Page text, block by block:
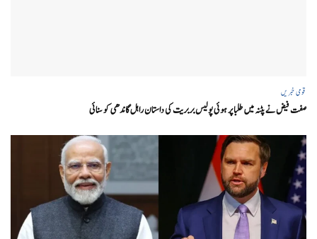
قومی خبریں
صفت فیض نے پٹنہ میں طلبا پر ہوئی پولیس بربریت کی داستان راہل گاندھی کو سنائی